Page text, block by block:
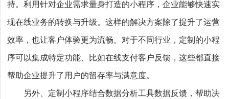
持。利用针对企业需求量身打造的小程序，企业能够快速实
现在线业务的转换与升级。这样的解决方案除了提升了运营
效率，也让客户体验更为流畅。对于不同行业，定制的小程
序可以集成特定功能、比如在线支付客户反馈，这些都直接
帮助企业提升了用户的留存率与满意度。
另外、定制小程序结合数据分析工具数据反馈，帮助决